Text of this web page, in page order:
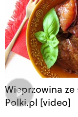
Wieprzowina
Polki.pl [video]